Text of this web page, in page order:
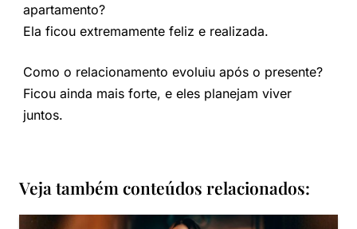
apartamento?
Ela ficou extremamente feliz e realizada.
Como o relacionamento evoluiu após o presente?
Ficou ainda mais forte, e eles planejam viver
juntos.
Veja também conteúdos relacionados: